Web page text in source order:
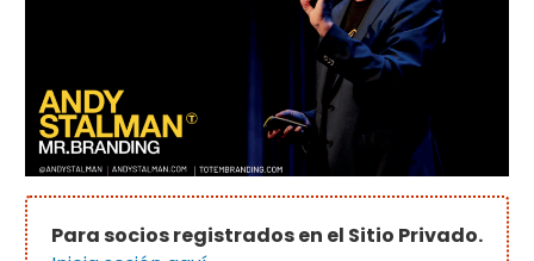
Para socios registrados en el Sitio Privado.